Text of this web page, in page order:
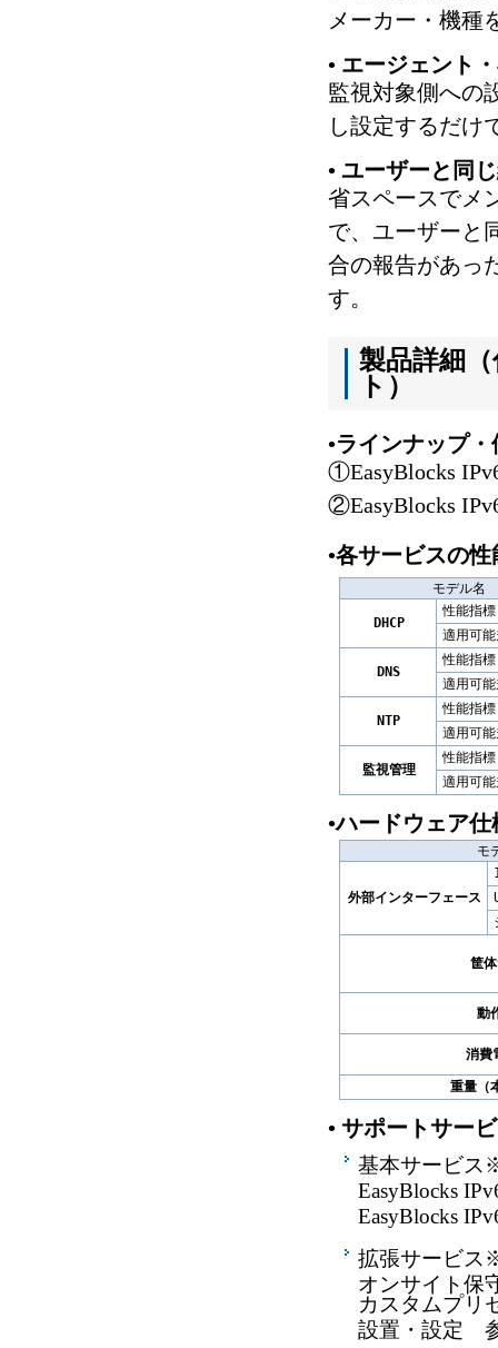
メーカー・機種
• エージェン
監視対象側への
し設定するだけ
• ユーザーと
省スペースでメ
で、ユーザーと
合の報告があっ
す。
製品詳細
ト）
•ラインナップ
①EasyBlocks
②EasyBlocks
•各サービスの
モデル名
DHCP
性能指標
適用可
DNS
性能指標
適用可
NTP
性能指標
適用可
監視管理
性能指標
適用可
•ハードウェア
モ
外部インターフェース
筐
動
消
重量（
• サポートサ
基本サービス
EasyBlocks
EasyBlocks
拡張サービス
オンサイト保
カスタムプリ
設置・設定